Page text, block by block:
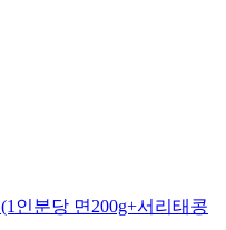
인분당 면200g+서리태콩